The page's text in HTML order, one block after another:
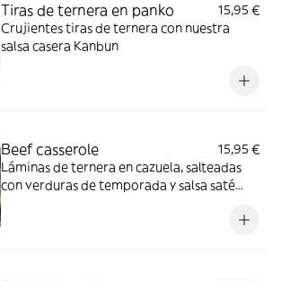
Tiras de ternera en panko
15,95 €
Crujientes tiras de ternera con nuestra
salsa casera Kanbun
Beef casserole
15,95 €
Láminas de ternera en cazuela, salteadas
con verduras de temporada y salsa saté